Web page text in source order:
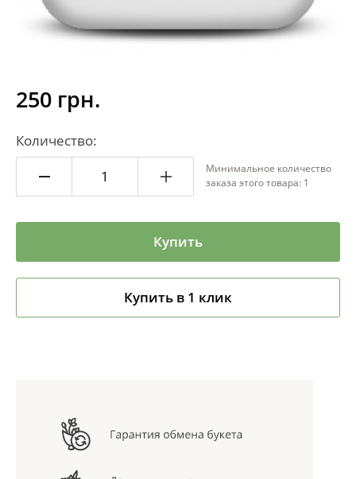
250 грн.
Количество:
Минимальное количество
заказа этого товара: 1
Купить
Купить в 1 клик